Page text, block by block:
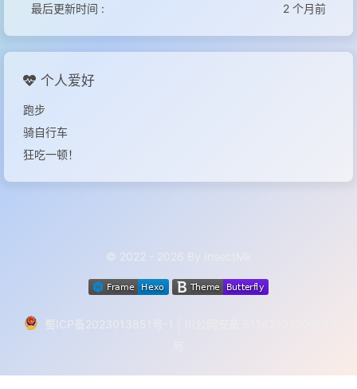
最后更新时间 :
2 个月前
个人爱好
跑步
骑自行车
狂吃一顿！
© 2022 - 2026 By InsectMk
蜀ICP备2023013851号-1